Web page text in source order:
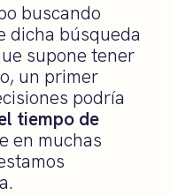
buscando
dicha búsqueda
supone tener
un primer
podría
tiempo de
en muchas